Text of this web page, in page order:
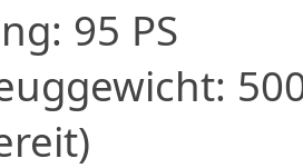
95 PS